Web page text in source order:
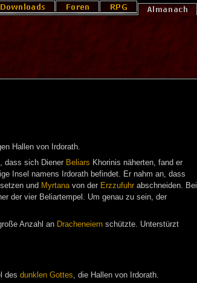
Hallen von Irdorath.
dass sich Diener Beliars Khorinis näherten, fand er
Insel namens Irdorath befindet. Er nahm an, dass
und Myrtanavon der Erzzufuhrabschneiden. Bei
der vier Beliartempel. Um genau zu sein, der
Anzahl an Dracheneiernschützte. Unterstürzt
des dunklen Gottes , die Hallen von Irdorath.